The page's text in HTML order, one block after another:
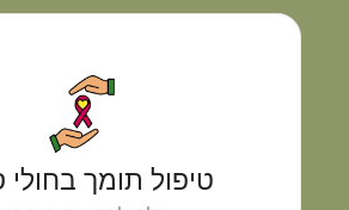
טיפול תומך בחולי
טיפול תומך בחולי
גישה רפואית אישית המשלבת אבחון
תסמינים וליווי מקצועי